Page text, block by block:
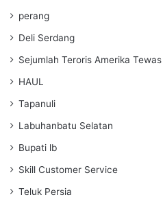
perang
Deli Serdang
Sejumlah Teroris Amerika Tewas
HAUL
Tapanuli
Labuhanbatu Selatan
Bupati lb
Skill Customer Service
Teluk Persia